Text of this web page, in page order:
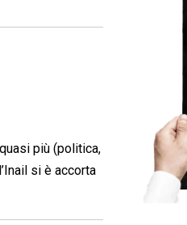
più (politica,
si è accorta